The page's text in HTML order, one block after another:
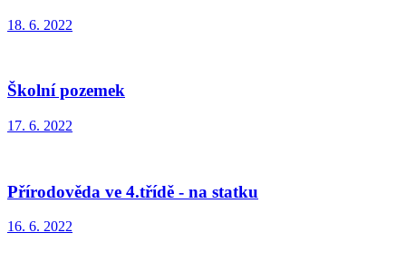
18. 6. 2022
Školní pozemek
17. 6. 2022
Přírodověda ve 4.třídě - na statku
16. 6. 2022